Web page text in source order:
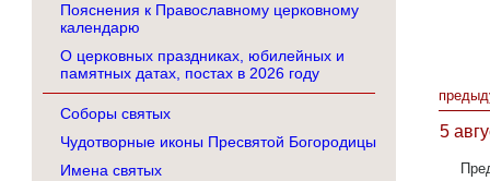
Пояснения к Православному церковному
календарю
О церковных праздниках, юбилейных и
памятных датах, постах в 2026 году
Соборы святых
Чудотворные иконы Пресвятой Богородицы
Имена святых
5